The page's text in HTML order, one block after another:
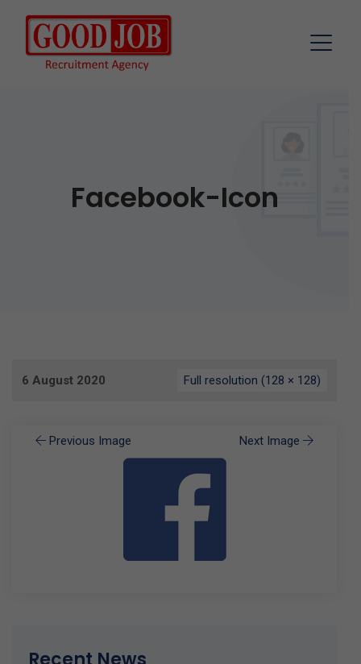
Facebook-Icon
6 August 2020 Full resolution (128 × 128)
Previous Image Next Image